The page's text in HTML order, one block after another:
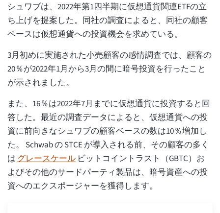
シュワブは、2022年第1四半期に仮想通貨関連ETFの立
ち上げを提案した。同社の調査によると、同社の顧客
ベースは仮想通貨への投資機会を求めている。
3月初めに実施された小売顧客の感情調査では、顧客の
20％が2022年1月から3月の間に暗号投資を行ったこと
が示されました。
また、16％は2022年7月までに仮想通貨に投資すると回
答した。最近の調査データによると、仮想通貨への投
資に前向きなシュワブの顧客ベースの数は10％増加し
た。 Schwab の STCE が導入される前、その顧客の多く
は グレースケール ビットコイントラスト（GBTC）お
よびその他のサードパーティ製品は、暗号資産への投
資へのエクスポージャーを獲得します。